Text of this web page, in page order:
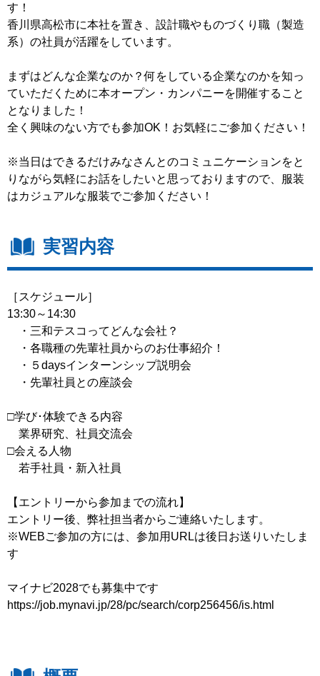
す！
香川県高松市に本社を置き、設計職やものづくり職（製造
系）の社員が活躍をしています。
まずはどんな企業なのか？何をしている企業なのかを知っ
ていただくために本オープン・カンパニーを開催すること
となりました！
全く興味のない方でも参加OK！お気軽にご参加ください！
※当日はできるだけみなさんとのコミュニケーションをと
りながら気軽にお話をしたいと思っておりますので、服装
はカジュアルな服装でご参加ください！
実習内容
［スケジュール］
13:30～14:30
・三和テスコってどんな会社？
・各職種の先輩社員からのお仕事紹介！
・５daysインターンシップ説明会
・先輩社員との座談会
□学び･体験できる内容
業界研究、社員交流会
□会える人物
若手社員・新入社員
【エントリーから参加までの流れ】
エントリー後、弊社担当者からご連絡いたします。
※WEBご参加の方には、参加用URLは後日お送りいたしま
す
マイナビ2028でも募集中です
https://job.mynavi.jp/28/pc/search/corp256456/is.html